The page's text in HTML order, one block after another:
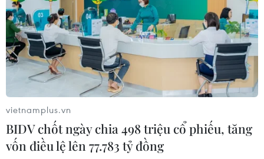
Thành phố Hồ Chí Minh triển khai 8
dự án trạm trung chuyển rác công
nghệ khép kín
06/08/2026 03:01
Sơn La hỗ trợ người dân di dời khỏi
nơi nguy hiểm do mưa lũ
06/08/2026 02:50
vietnamplus.vn
BIDV chốt ngày chia 498 triệu cổ phiếu, tăng
vốn điều lệ lên 77.783 tỷ đồng